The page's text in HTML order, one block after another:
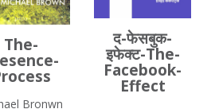
The-
Bronwn
द-फेसबुक-
इफेक्ट-The-
Facebook-
Effect